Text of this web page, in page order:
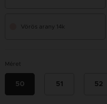
Vörös arany 14k
Méret
50 51 52